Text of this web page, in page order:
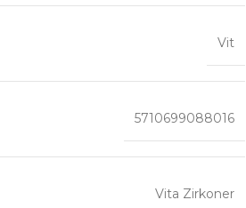
Vit
5710699088016
Vita Zirkoner